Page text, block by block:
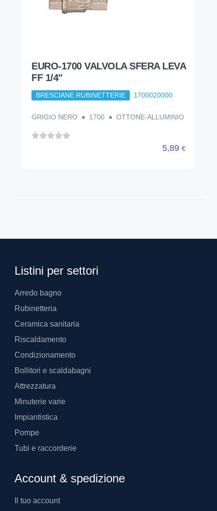
EURO-1700 VALVOLA SFERA LEVA
FF 1/4"
BRESCIANE RUBINETTERIE 1700020000
GRIGIO NERO ● 1700 ● OTTONE-ALLUMINIO
5,89 €
Listini per settori
Arredo bagno
Rubinetteria
Ceramica sanitaria
Riscaldamento
Condizionamento
Bollitori e scaldabagni
Attrezzatura
Minuterie varie
Impiantistica
Pompe
Tubi e raccorderie
Account & spedizione
Il tuo account